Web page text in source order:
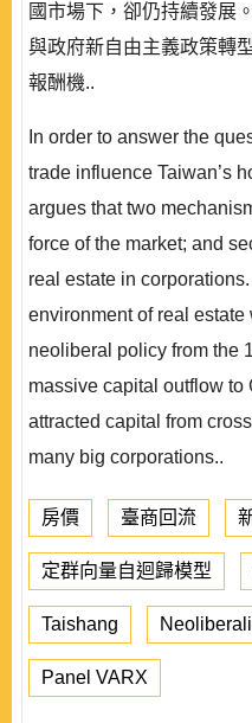
國市場下，卻仍持續發展
與政府新自由主義政策轉
報酬機..
In order to answer the
trade influence Taiwan’s
argues that two
force of the market; and
real estate in
environment of real estate
neoliberal policy from the
massive capital outflow
attracted capital from
many big corporations..
房價 臺商回流
定群向量自迴歸模型
Taishang
Panel VARX